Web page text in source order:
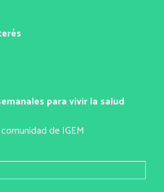
para vivir la salud
de IGEM